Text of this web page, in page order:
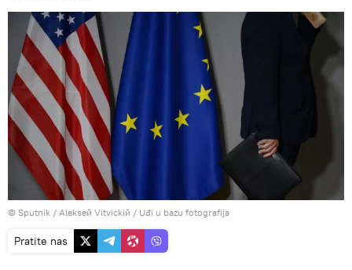
© Sputnik / Alekseй Vitvickiй / Uđi u bazu fotografija
Pratite nas